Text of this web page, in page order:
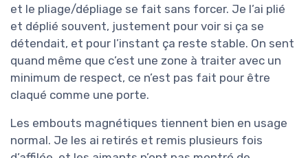
et le pliage/dépliage se fait sans forcer. Je l’ai plié
et déplié souvent, justement pour voir si ça se
détendait, et pour l’instant ça reste stable. On sent
quand même que c’est une zone à traiter avec un
minimum de respect, ce n’est pas fait pour être
claqué comme une porte.
Les embouts magnétiques tiennent bien en usage
normal. Je les ai retirés et remis plusieurs fois